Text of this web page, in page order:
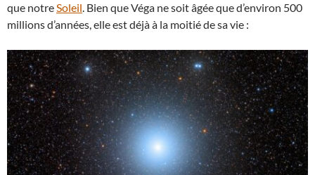
que notreSoleil. Bien que Véga ne soit âgée que d’environ 500
millions d’années, elle est déjà à la moitié de sa vie :